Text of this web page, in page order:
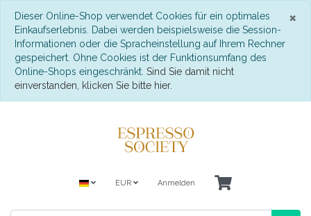
×
Dieser Online-Shop verwendet Cookies für ein optimales
Einkaufserlebnis. Dabei werden beispielsweise die Session-
Informationen oder die Spracheinstellung auf Ihrem Rechner
gespeichert. Ohne Cookies ist der Funktionsumfang des
Online-Shops eingeschränkt. Sind Sie damit nicht
einverstanden, klicken Sie bitte hier.
EUR Anmelden